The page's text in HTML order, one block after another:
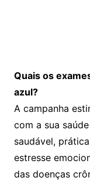
Quais os
azul?
A campanha
com a sua
saudável,
estresse
das doenças